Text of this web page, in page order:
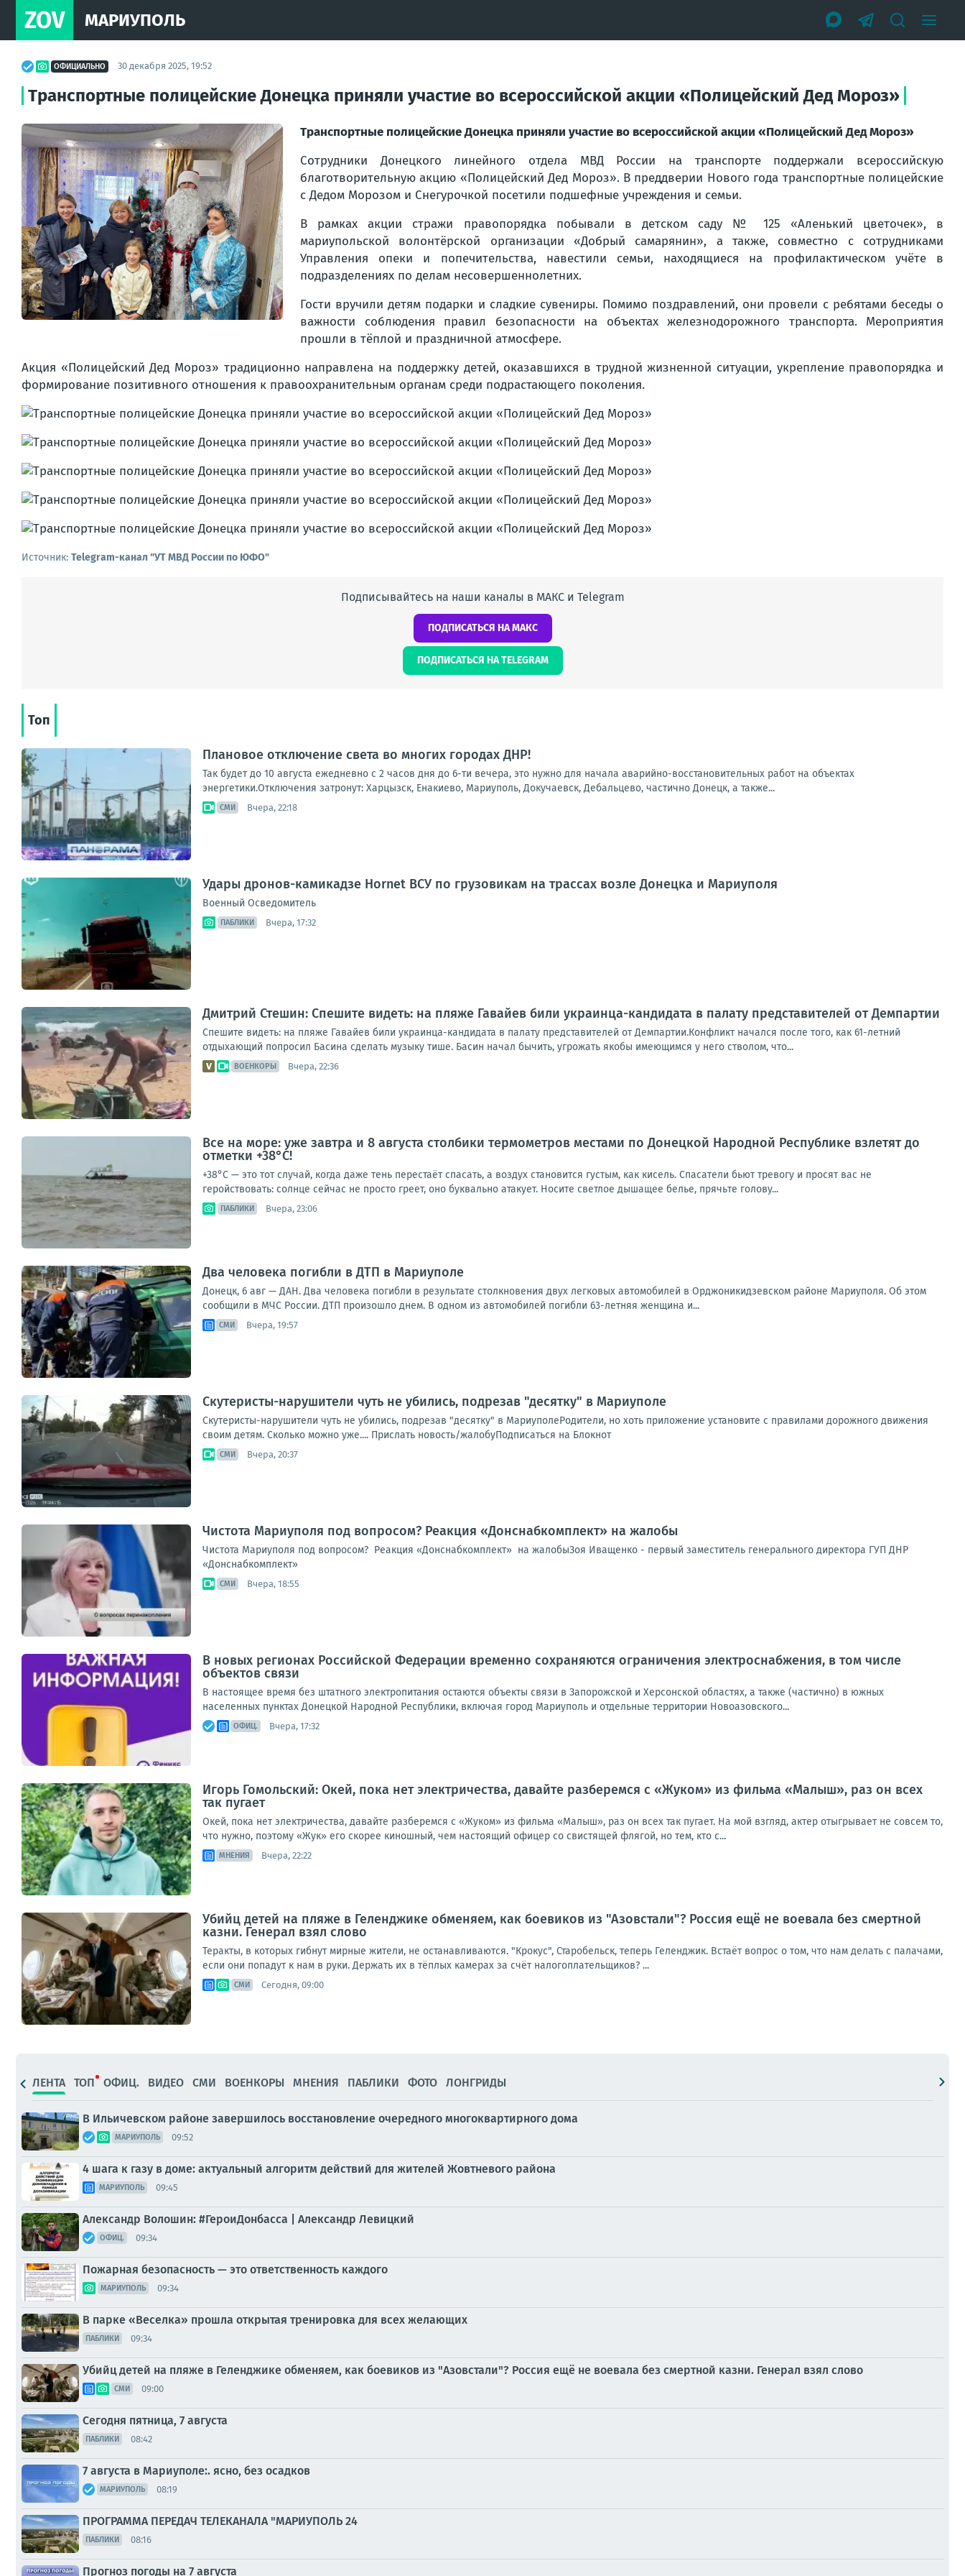
ZOV МАРИУПОЛЬ
ОФИЦИАЛЬНО 30 декабря 2025, 19:52
Транспортные полицейские Донецка приняли участие во всероссийской акции «Полицейский Дед Мороз»
Транспортные полицейские Донецка приняли участие во всероссийской акции «Полицейский Дед Мороз»
Сотрудники Донецкого линейного отдела МВД России на транспорте поддержали всероссийскую
благотворительную акцию «Полицейский Дед Мороз». В преддверии Нового года транспортные полицейские
с Дедом Морозом и Снегурочкой посетили подшефные учреждения и семьи.
В рамках акции стражи правопорядка побывали в детском саду № 125 «Аленький цветочек», в
мариупольской волонтёрской организации «Добрый самарянин», а также, совместно с сотрудниками
Управления опеки и попечительства, навестили семьи, находящиеся на профилактическом учёте в
подразделениях по делам несовершеннолетних.
Гости вручили детям подарки и сладкие сувениры. Помимо поздравлений, они провели с ребятами беседы о
важности соблюдения правил безопасности на объектах железнодорожного транспорта. Мероприятия
прошли в тёплой и праздничной атмосфере.
Акция «Полицейский Дед Мороз» традиционно направлена на поддержку детей, оказавшихся в трудной жизненной ситуации, укрепление правопорядка и
формирование позитивного отношения к правоохранительным органам среди подрастающего поколения.
Источник: Telegram-канал "УТ МВД России по ЮФО"
Подписывайтесь на наши каналы в МАКС и Telegram
ПОДПИСАТЬСЯ НА МАКС
ПОДПИСАТЬСЯ НА TELEGRAM
Топ
Плановое отключение света во многих городах ДНР!
Так будет до 10 августа ежедневно с 2 часов дня до 6-ти вечера, это нужно для начала аварийно-восстановительных работ на объектах
энергетики.Отключения затронут: Харцызск, Енакиево, Мариуполь, Докучаевск, Дебальцево, частично Донецк, а также...
СМИ Вчера, 22:18
Удары дронов-камикадзе Hornet ВСУ по грузовикам на трассах возле Донецка и Мариуполя
Военный Осведомитель
ПАБЛИКИ Вчера, 17:32
Дмитрий Стешин: Спешите видеть: на пляже Гавайев били украинца-кандидата в палату представителей от Демпартии
Спешите видеть: на пляже Гавайев били украинца-кандидата в палату представителей от Демпартии.Конфликт начался после того, как 61-летний
отдыхающий попросил Басина сделать музыку тише. Басин начал бычить, угрожать якобы имеющимся у него стволом, что...
ВОЕНКОРЫ Вчера, 22:36
Все на море: уже завтра и 8 августа столбики термометров местами по Донецкой Народной Республике взлетят до
отметки +38°C!
+38°C — это тот случай, когда даже тень перестаёт спасать, а воздух становится густым, как кисель. Спасатели бьют тревогу и просят вас не
геройствовать: солнце сейчас не просто греет, оно буквально атакует. Носите светлое дышащее белье, прячьте голову...
ПАБЛИКИ Вчера, 23:06
Два человека погибли в ДТП в Мариуполе
Донецк, 6 авг — ДАН. Два человека погибли в результате столкновения двух легковых автомобилей в Орджоникидзевском районе Мариуполя. Об этом
сообщили в МЧС России. ДТП произошло днем. В одном из автомобилей погибли 63-летняя женщина и...
СМИ Вчера, 19:57
Скутеристы-нарушители чуть не убились, подрезав "десятку" в Мариуполе
Скутеристы-нарушители чуть не убились, подрезав "десятку" в МариуполеРодители, но хоть приложение установите с правилами дорожного движения
своим детям. Сколько можно уже.... Прислать новость/жалобуПодписаться на Блокнот
СМИ Вчера, 20:37
Чистота Мариуполя под вопросом? Реакция «Донснабкомплект» на жалобы
Чистота Мариуполя под вопросом? Реакция «Донснабкомплект» на жалобыЗоя Иващенко - первый заместитель генерального директора ГУП ДНР
«Донснабкомплект»
СМИ Вчера, 18:55
В новых регионах Российской Федерации временно сохраняются ограничения электроснабжения, в том числе
объектов связи
В настоящее время без штатного электропитания остаются объекты связи в Запорожской и Херсонской областях, а также (частично) в южных
населенных пунктах Донецкой Народной Республики, включая город Мариуполь и отдельные территории Новоазовского...
ОФИЦ. Вчера, 17:32
Игорь Гомольский: Окей, пока нет электричества, давайте разберемся с «Жуком» из фильма «Малыш», раз он всех
так пугает
Окей, пока нет электричества, давайте разберемся с «Жуком» из фильма «Малыш», раз он всех так пугает. На мой взгляд, актер отыгрывает не совсем то,
что нужно, поэтому «Жук» его скорее киношный, чем настоящий офицер со свистящей флягой, но тем, кто с...
МНЕНИЯ Вчера, 22:22
Убийц детей на пляже в Геленджике обменяем, как боевиков из "Азовстали"? Россия ещё не воевала без смертной
казни. Генерал взял слово
Теракты, в которых гибнут мирные жители, не останавливаются. "Крокус", Старобельск, теперь Геленджик. Встаёт вопрос о том, что нам делать с палачами,
если они попадут к нам в руки. Держать их в тёплых камерах за счёт налогоплательщиков? ...
СМИ Сегодня, 09:00
ЛЕНТА ТОП ОФИЦ. ВИДЕО СМИ ВОЕНКОРЫ МНЕНИЯ ПАБЛИКИ ФОТО ЛОНГРИДЫ
В Ильичевском районе завершилось восстановление очередного многоквартирного дома
МАРИУПОЛЬ 09:52
4 шага к газу в доме: актуальный алгоритм действий для жителей Жовтневого района
МАРИУПОЛЬ 09:45
Александр Волошин: #ГероиДонбасса | Александр Левицкий
ОФИЦ. 09:34
Пожарная безопасность — это ответственность каждого
МАРИУПОЛЬ 09:34
В парке «Веселка» прошла открытая тренировка для всех желающих
ПАБЛИКИ 09:34
Убийц детей на пляже в Геленджике обменяем, как боевиков из "Азовстали"? Россия ещё не воевала без смертной казни. Генерал взял слово
СМИ 09:00
Сегодня пятница, 7 августа
ПАБЛИКИ 08:42
7 августа в Мариуполе:. ясно, без осадков
МАРИУПОЛЬ 08:19
ПРОГРАММА ПЕРЕДАЧ ТЕЛЕКАНАЛА "МАРИУПОЛЬ 24
ПАБЛИКИ 08:16
Прогноз погоды на 7 августа